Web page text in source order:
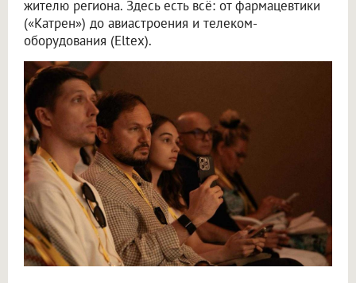
жителю региона. Здесь есть всё: от фармацевтики
(«Катрен») до авиастроения и телеком-
оборудования (Eltex).